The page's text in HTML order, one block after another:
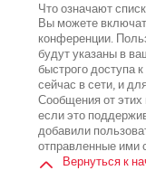
Что означают
Вы можете
конференции.
будут указаны в
быстрого доступа
сейчас в сети, и
Сообщения от этих
если это
добавили
отправленные ими
Вернуться к